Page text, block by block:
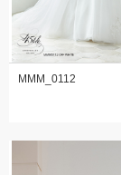
MMM_0112